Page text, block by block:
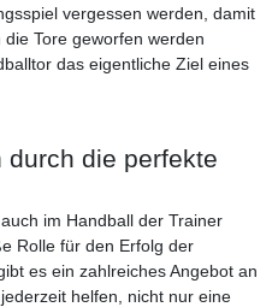
vergessen werden, damit
Tore geworfen werden
das eigentliche Ziel eines
durch die perfekte
im Handball der Trainer
Rolle für den Erfolg der
es ein zahlreiches Angebot an
helfen, nicht nur eine